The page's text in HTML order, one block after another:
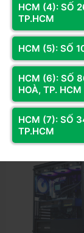
Mã SP: GA144.306QC
PC GAMING Core I5
3060 12G | Ram 16G
21.498.000đ
25.500.000đ (Tiết
Còn hàng
HCM (4): SỐ
TP.HCM
HCM (5): SỐ
HCM (6): SỐ
HOÀ, TP. HCM
HCM (7): SỐ
TP.HCM